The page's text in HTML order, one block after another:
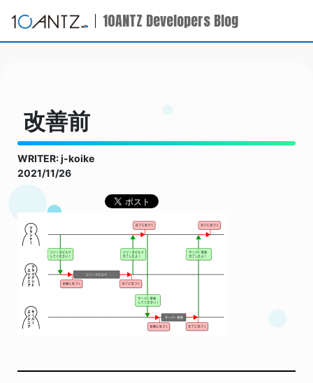
10ANTZ Developers Blog
改善前
WRITER: j-koike
2021/11/26